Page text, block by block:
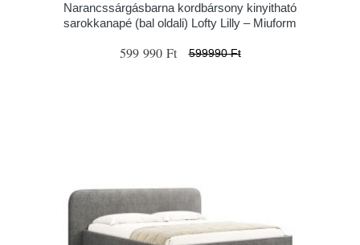
Narancssárgásbarna kordbársony kinyitható
sarokkanapé (bal oldali) Lofty Lilly – Miuform
599 990 Ft 599990 Ft